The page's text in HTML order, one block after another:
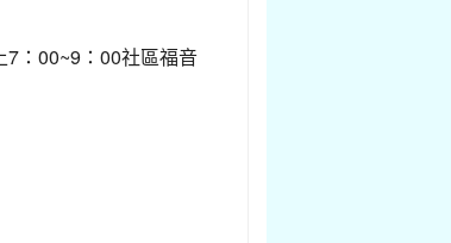
：00~9：00社區福音